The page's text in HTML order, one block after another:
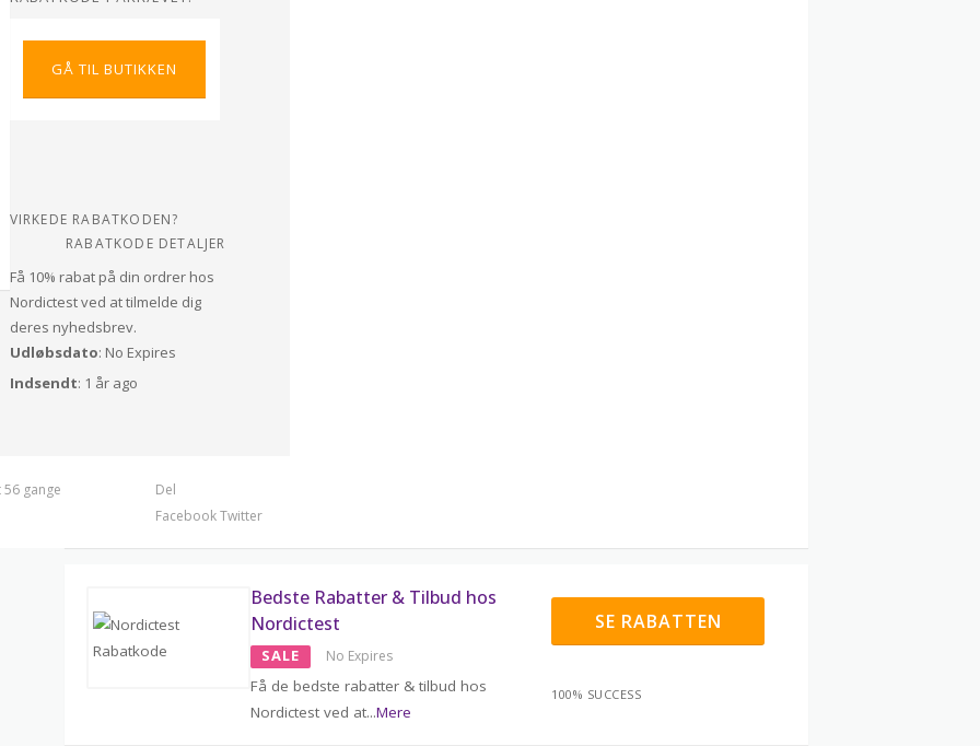
GÅ TIL BUTIKKEN
VIRKEDE RABATKODEN?
RABATKODE DETALJER
Få 10% rabat på din ordrer hos
Nordictest ved at tilmelde dig
deres nyhedsbrev.
Udløbsdato: No Expires
Indsendt: 1 år ago
gange
Del
FacebookTwitter
Bedste Rabatter & Tilbud hos
Nordictest
SALE No Expires
Få de bedste rabatter & tilbud hos
Nordictest ved at...Mere
SE RABATTEN
100% SUCCESS